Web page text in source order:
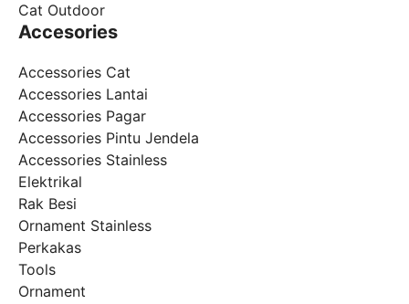
Cat Outdoor
Accesories
Accessories Cat
Accessories Lantai
Accessories Pagar
Accessories Pintu Jendela
Accessories Stainless
Elektrikal
Rak Besi
Ornament Stainless
Perkakas
Tools
Ornament